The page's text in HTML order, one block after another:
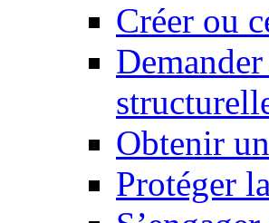
Créer ou
Obtenir
Protéger